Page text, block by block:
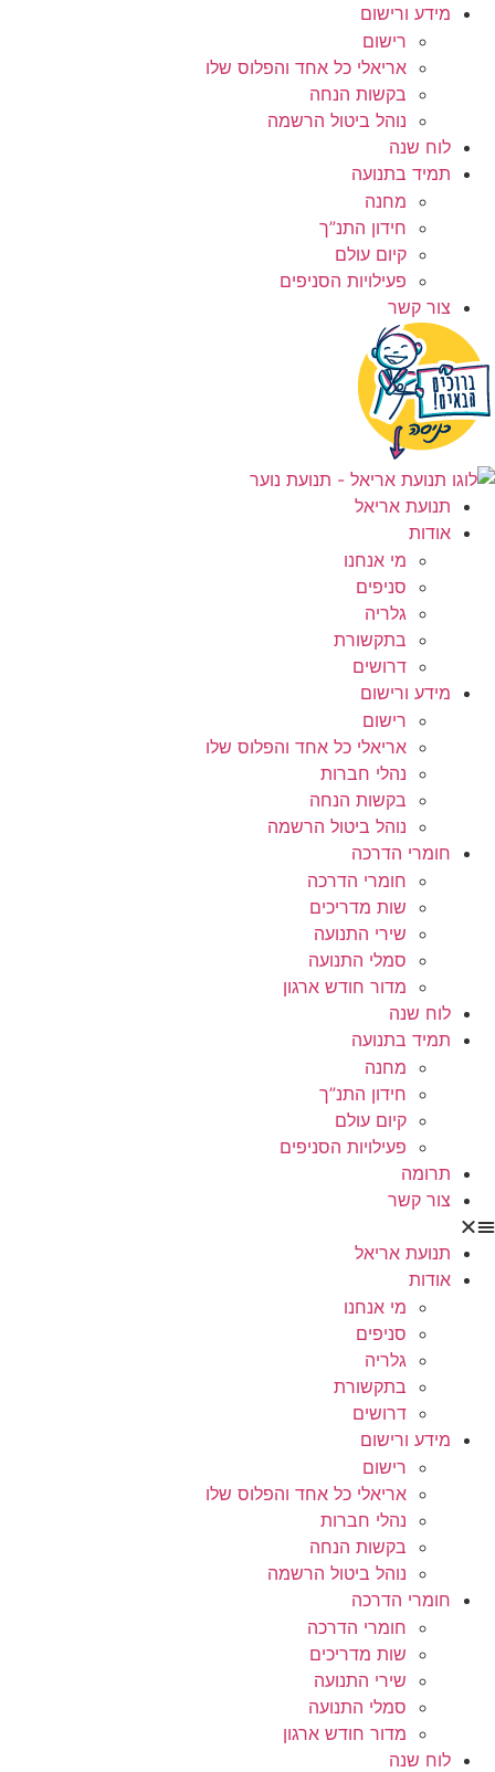
מידע ורישום
רישום
אריאלי כל אחד והפלוס שלו
בקשות הנחה
נוהל ביטול הרשמה
לוח שנה
תמיד בתנועה
מחנה
חידון התנ”ך
קיום עולם
פעילויות הסניפים
צור קשר
תנועת אריאל
אודות
מי אנחנו
סניפים
גלריה
בתקשורת
דרושים
מידע ורישום
רישום
אריאלי כל אחד והפלוס שלו
נהלי חברות
בקשות הנחה
נוהל ביטול הרשמה
חומרי הדרכה
חומרי הדרכה
שות מדריכים
שירי התנועה
סמלי התנועה
מדור חודש ארגון
לוח שנה
תמיד בתנועה
מחנה
חידון התנ”ך
קיום עולם
פעילויות הסניפים
תרומה
צור קשר
תנועת אריאל
אודות
מי אנחנו
סניפים
גלריה
בתקשורת
דרושים
מידע ורישום
רישום
אריאלי כל אחד והפלוס שלו
נהלי חברות
בקשות הנחה
נוהל ביטול הרשמה
חומרי הדרכה
חומרי הדרכה
שות מדריכים
שירי התנועה
סמלי התנועה
מדור חודש ארגון
לוח שנה